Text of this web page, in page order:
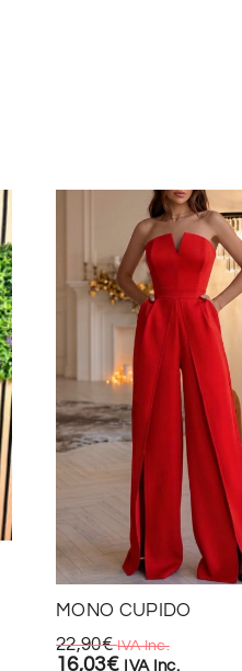
MONO CUPIDO
22,90€ IVA Inc.
16,03€ IVA Inc.